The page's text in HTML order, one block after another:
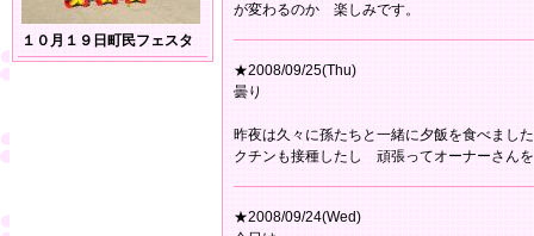
１０月１９日町民フェスタ
が変わるのか 楽しみです。
★2008/09/25(Thu)
曇り
昨夜は久々に孫たちと一緒に夕飯を食べま
クチンも接種したし 頑張ってオーナーさん
★2008/09/24(Wed)